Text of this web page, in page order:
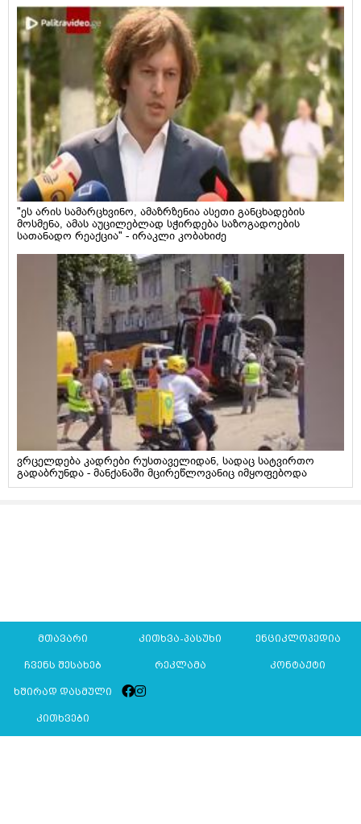
"ეს არის სამარცხვინო, ამაზრზენია ასეთი განცხადების
მოსმენა, ამას აუცილებლად სჭირდება საზოგადოების
სათანადო რეაქცია" - ირაკლი კობახიძე
ვრცელდება კადრები რუსთაველიდან, სადაც სატვირთო
გადაბრუნდა - მანქანაში მცირეწლოვანიც იმყოფებოდა
მთავარი კითხვა-პასუხი ენციკლოპედია
ჩვენს შესახებ რეკლამა კონტაქტი
ხშირად დასმული
კითხვები